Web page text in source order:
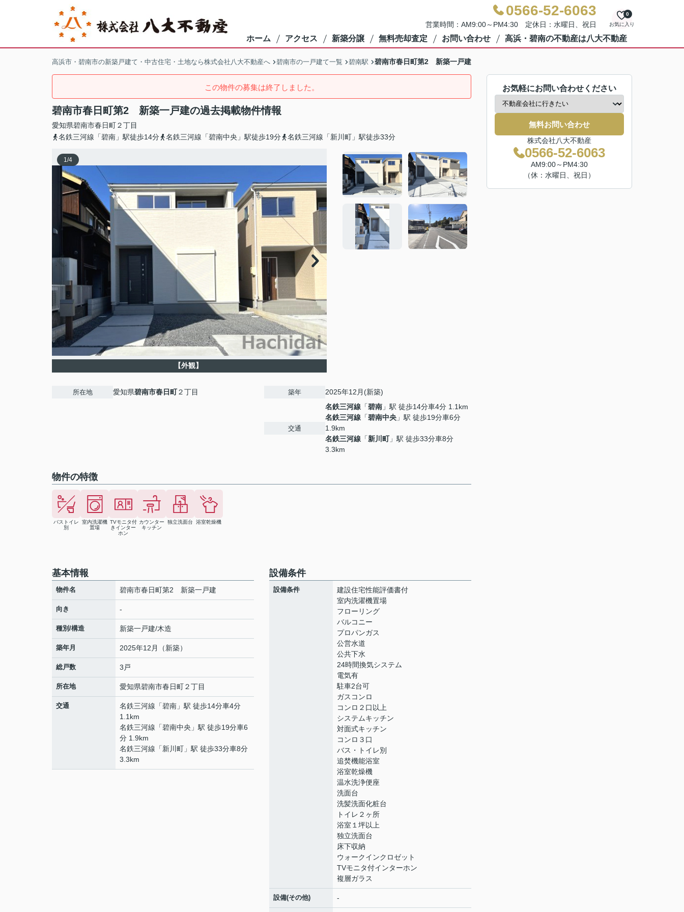
0566-52-6063
営業時間：AM9:00～PM4:30 定休日：水曜日、祝日 お気に入り
0
ホーム アクセス 新築分譲 無料売却査定 お問い合わせ 高浜・碧南の不動産は八大不動産
高浜市・碧南市の新築戸建て・中古住宅・土地なら株式会社八大不動産へ 碧南市の一戸建て一覧 碧南駅 碧南市春日町第2 新築一戸建
この物件の募集は終了しました。
碧南市春日町第2 新築一戸建の過去掲載物件情報
愛知県碧南市春日町２丁目
名鉄三河線「碧南」駅徒歩14分
名鉄三河線「碧南中央」駅徒歩19分 名鉄三河線「新川町」駅徒歩33分
1/4
【外観】
所在地 愛知県碧南市春日町２丁目 築年 2025年12月(新築)
交通
名鉄三河線 「碧南 」駅 徒歩14分車4分 1.1km
名鉄三河線 「碧南中央 」駅 徒歩19分車6分
1.9km
名鉄三河線 「新川町」駅 徒歩33分車8分
3.3km
物件の特徴
バストイレ
別
室内洗濯機
置場
TVモニタ付
きインター
ホン
カウンター
キッチン
独立洗面台 浴室乾燥機
基本情報
物件名 碧南市春日町第2 新築一戸建
向き -
種別/構造 新築一戸建/木造
築年月 2025年12月（新築）
総戸数 3戸
所在地 愛知県碧南市春日町２丁目
交通 名鉄三河線 「碧南 」駅 徒歩14分車4分
1.1km
名鉄三河線 「碧南中央 」駅 徒歩19分車6
分 1.9km
名鉄三河線 「新川町 」駅 徒歩33分車8分
3.3km
設備条件
設備条件
建設住宅性能評価書付
室内洗濯機置場
フローリング
バルコニー
プロパンガス
公営水道
公共下水
24時間換気システム
電気有
駐車2台可
ガスコンロ
コンロ２口以上
システムキッチン
対面式キッチン
コンロ３口
バス・トイレ別
追焚機能浴室
浴室乾燥機
温水洗浄便座
洗面台
洗髪洗面化粧台
トイレ２ヶ所
浴室１坪以上
独立洗面台
床下収納
ウォークインクロゼット
TVモニタ付インターホン
複層ガラス
設備(その他) -
お気軽にお問い合わせください
無料お問い合わせ
株式会社八大不動産
0566-52-6063
AM9:00～PM4:30
（休：水曜日、祝日）